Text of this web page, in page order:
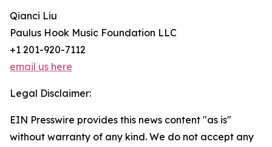
Qianci Liu
Paulus Hook Music Foundation LLC
+1 201-920-7112
email us here
Legal Disclaimer:
EIN Presswire provides this news content "as is"
without warranty of any kind. We do not accept any